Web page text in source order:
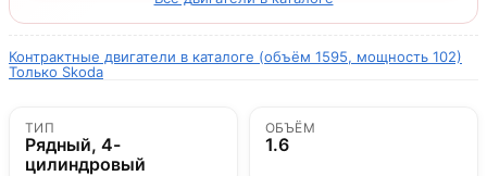
Контрактные двигатели в каталоге (объём 1595, мощность 102)
Только Skoda
ТИП
Рядный, 4-
цилиндровый
ОБЪЁМ
1.6